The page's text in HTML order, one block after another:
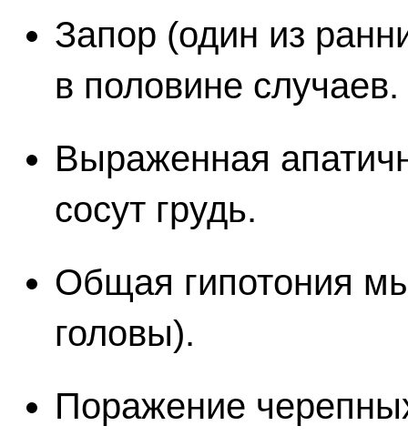
Запор (один из
в половине случаев.
Выраженная
сосут грудь.
Общая гипотония
головы).
Поражение